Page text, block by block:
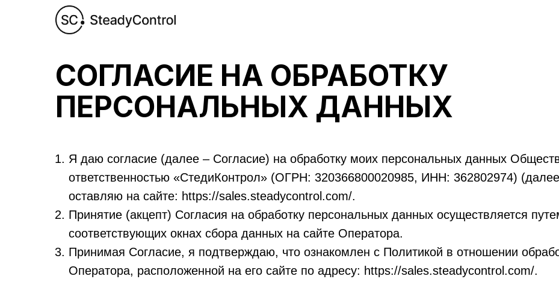
Я даю согласие (далее – Согласие) на обработку моих персональных данных
ответственностью «СтедиКонтрол» (ОГРН: 320366800020985, ИНН: 362802974)
оставляю на сайте: https://sales.steadycontrol.com/.
Принятие (акцепт) Согласия на обработку персональных данных осуществляется
соответствующих окнах сбора данных на сайте Оператора.
Принимая Согласие, я подтверждаю, что ознакомлен с Политикой в отношении
Оператора, расположенной на его сайте по адресу: https://sales.steadycontrol.com/.
СОГЛАСИЕ НА ОБРАБОТКУ
ПЕРСОНАЛЬНЫХ ДАННЫХ